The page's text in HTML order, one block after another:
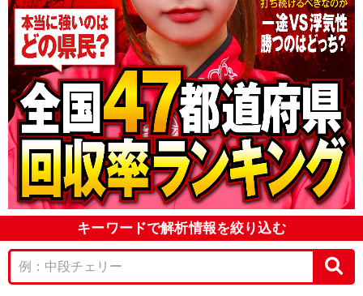
キーワードで解析情報を絞り込む